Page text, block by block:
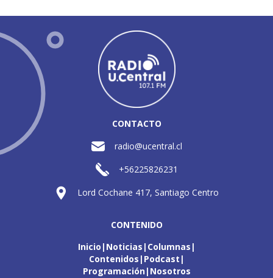
CONTACTO
radio@ucentral.cl
+56225826231
Lord Cochane 417, Santiago Centro
CONTENIDO
Inicio Noticias Columnas
Contenidos Podcast
Programación Nosotros